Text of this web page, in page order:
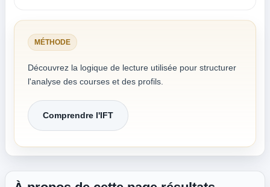
MÉTHODE
Découvrez la logique de lecture utilisée pour structurer
l'analyse des courses et des profils.
Comprendre l'IFT